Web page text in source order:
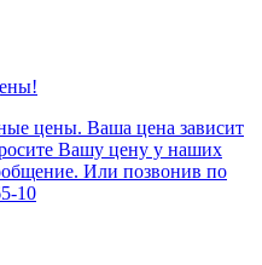
цены. Ваша цена зависит
Вашу цену у наших
Или позвонив по
10